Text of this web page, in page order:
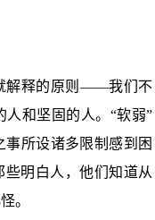
解释的原则——我们不
和坚固的人。“软弱”
所设诸多限制感到困
些明白人，他们知道从
。